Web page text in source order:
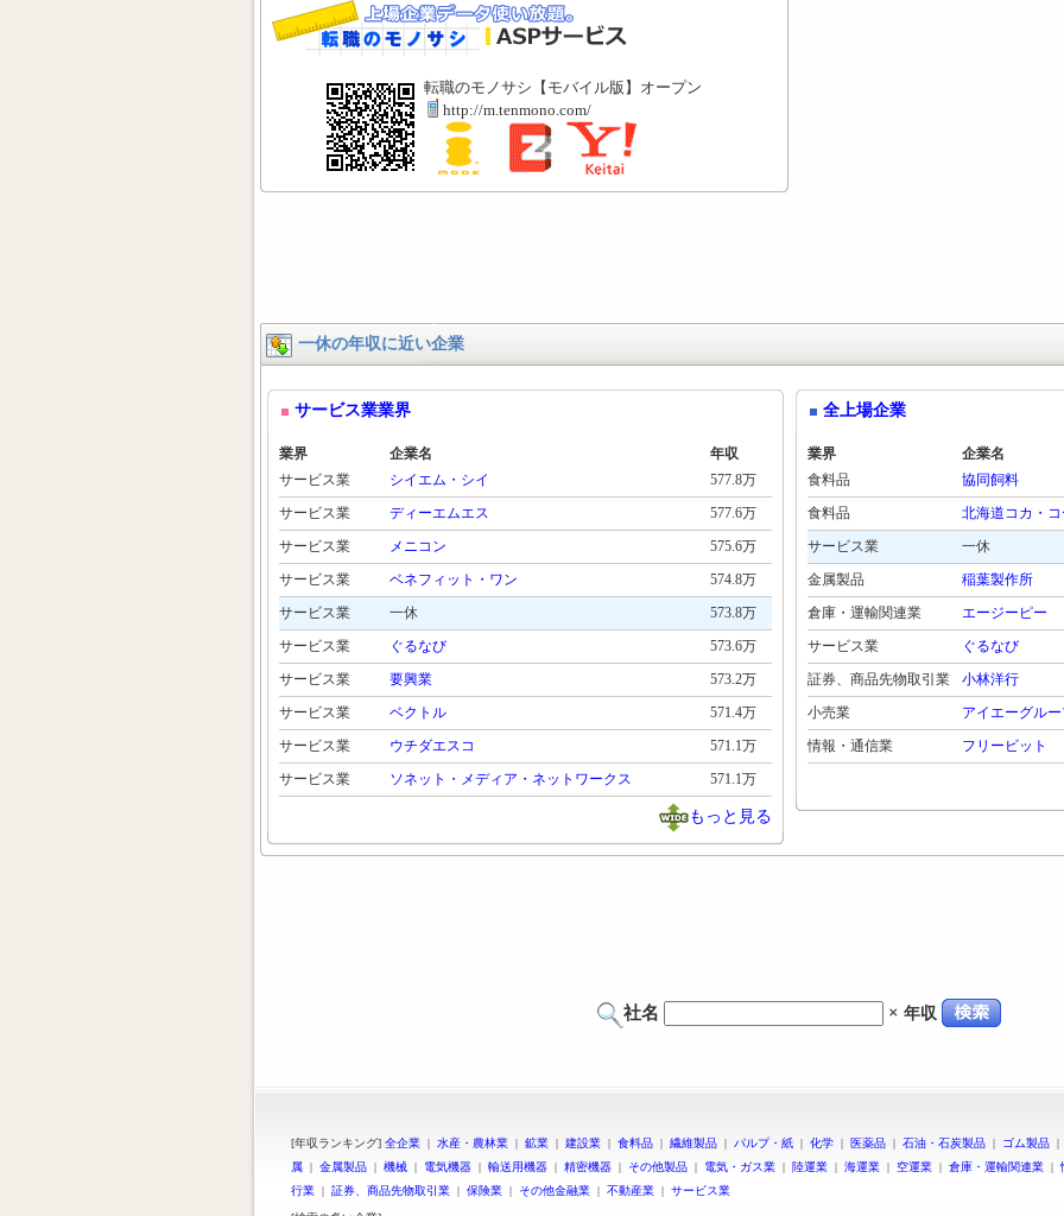
転職のモノサシ【モバイル版】オープン
http://m.tenmono.com/
一休の年収に近い企業
サービス業業界
業界 企業名
年収
サービス業
シイエム・シイ
577.8万
サービス業
ディーエムエス
577.6万
サービス業
メニコン
575.6万
サービス業
ベネフィット・ワン
574.8万
サービス業
一休
573.8万
サービス業
ぐるなび
573.6万
サービス業
要興業
573.2万
サービス業
ベクトル
571.4万
サービス業
ウチダエスコ
571.1万
サービス業
ソネット・メディア・ネットワークス 571.1万
もっと見る
全上場企業
業界
企業名
食料品
協同飼料
食料品
北海道コカ・
サービス業
一休
金属製品
稲葉製作所
倉庫・運輸関連業
エージーピー
サービス業
ぐるなび
証券、商品先物取引業
小林洋行
小売業
アイエーグル
情報・通信業
フリービット
社名 × 年収
[年収ランキング] 全企業 | 水産・農林業 | 鉱業 | 建設業 | 食料品 | 繊維製品 | パルプ・紙 | 化学 | 医薬品 | 石油・石炭製品 | ゴム製品
属 | 金属製品 | 機械 | 電気機器 | 輸送用機器 | 精密機器 | その他製品 | 電気・ガス業 | 陸運業 | 海運業 | 空運業 | 倉庫・運輸関連業 |
行業 | 証券、商品先物取引業 | 保険業 | その他金融業 | 不動産業 | サービス業